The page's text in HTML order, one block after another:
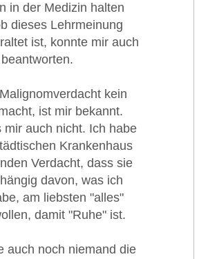
in der Medizin halten
dieses Lehrmeinung
ist, konnte mir auch
kein
ist mir bekannt.
mir auch nicht. Ich habe
Krankenhaus
Verdacht, dass sie
davon, was ich
am liebsten "alles"
damit "Ruhe" ist.
auch noch niemand die